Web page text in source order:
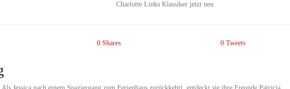
Charlotte Links Klassiker jetzt neu
0 Shares 0 Tweets